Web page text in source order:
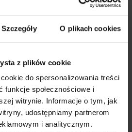
Szczegóły O plikach cookies
z plików cookie
do spersonalizowania treści
funkcje społecznościowe i
witrynie. Informacje o tym, jak
udostępniamy partnerom
i analitycznym.